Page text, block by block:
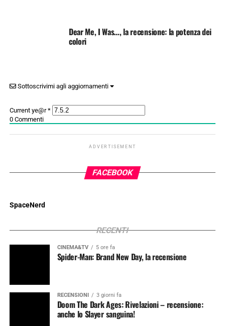
Dear Me, I Was…, la recensione: la potenza dei
colori
Sottoscrivimi agli aggiornamenti
Current ye@r*
0Commenti
ADVERTISEMENT
FACEBOOK
SpaceNerd
RECENTI
CINEMA&TV 5 ore fa
Spider-Man: Brand New Day, la recensione
RECENSIONI 3 giorni fa
Doom The Dark Ages: Rivelazioni – recensione:
anche lo Slayer sanguina!